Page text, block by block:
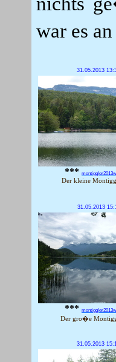
war es
31.05.2013
***
Der kleine
31.05.2013
***
Der gro�e
31.05.2013